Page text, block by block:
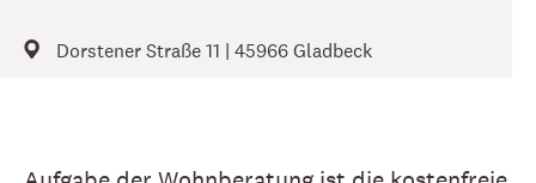
Dorstener Straße 11 | 45966 Gladbeck